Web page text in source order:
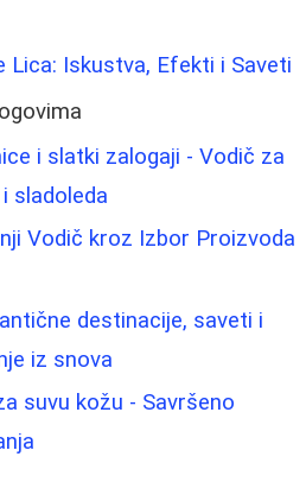
Lica: Iskustva, Efekti i Saveti
i slatki zalogaji - Vodič za
sladoleda
Vodič kroz Izbor Proizvoda
destinacije, saveti i
iz snova
suvu kožu - Savršeno